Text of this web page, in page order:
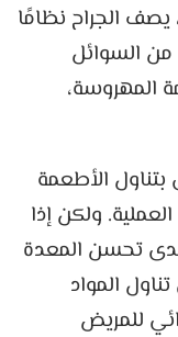
يصف الجراح نظامًا
من السوائل
المهروسة،
الأطعمة
ولكن إذا
مدى تحسن المعدة
المواد
للمريض